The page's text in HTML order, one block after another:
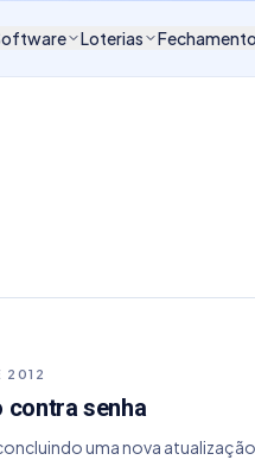
Loterias
2012
contra senha
uma nova